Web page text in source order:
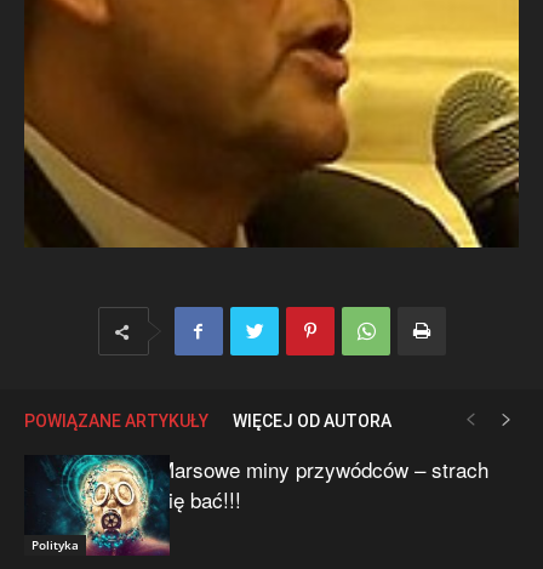
POWIĄZANE ARTYKUŁY WIĘCEJ OD AUTORA
Polityka
Marsowe miny przywódców – strach
się bać!!!